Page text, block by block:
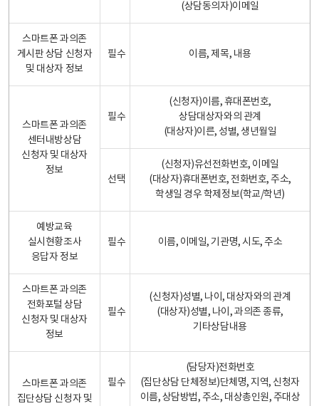
(상담동의자)이메일
스마트폰 과의존
게시판 상담 신청자
및 대상자 정보
필수 이름, 제목, 내용
스마트폰 과의존
센터내방상담
신청자 및 대상자
정보
필수
(신청자)이름, 휴대폰번호,
상담대상자와의 관계
(대상자)이른, 성별, 생년월일
선택
(신청자)유선전화번호, 이메일
(대상자)휴대폰번호, 전화번호, 주소,
학생일 경우 학제정보(학교/학년)
예방교육
실시현황조사
응답자 정보
필수 이름, 이메일, 기관명, 시도, 주소
스마트폰 과의존
전화포털 상담
신청자 및 대상자
정보
필수
(신청자)성별, 나이, 대상자와의 관계
(대상자)성별, 나이, 과의존 종류,
기타상담내용
스마트폰 과의존
집단상담 신청자 및
필수
(담당자)전화번호
(집단상담 단체정보)단체명, 지역, 신청자
이름, 상담방법, 주소, 대상총인원, 주대상